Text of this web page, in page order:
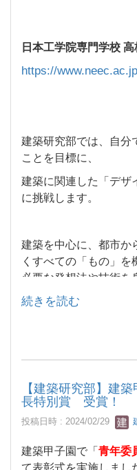
日本工学院専門学校
https://
建築研究部では、自分
ことを目標に、
建築に関連した「デザ
に挑戦します。
建築を中心に、都市か
くすべての「もの」
必要な発想法や技術を
続きを読む
【建築研究部】建
長特別賞 受賞！
投稿日時 : 2024/02/29
建築甲子園で「 青年委
て表彰式を実施しまし